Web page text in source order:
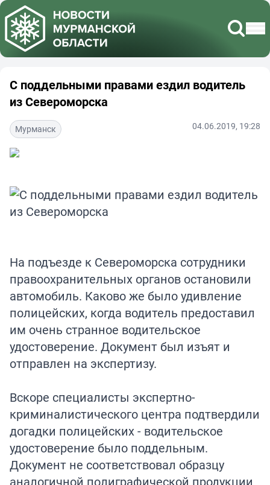
С поддельными правами ездил водитель
из Североморска
Мурманск 04.06.2019, 19:28
На подъезде к Североморска сотрудники
правоохранительных органов остановили
автомобиль. Каково же было удивление
полицейских, когда водитель предоставил
им очень странное водительское
удостоверение. Документ был изъят и
отправлен на экспертизу.
Вскоре специалисты экспертно-
криминалистического центра подтвердили
догадки полицейских - водительское
удостоверение было поддельным.
Документ не соответствовал образцу
аналогичной полиграфической продукции